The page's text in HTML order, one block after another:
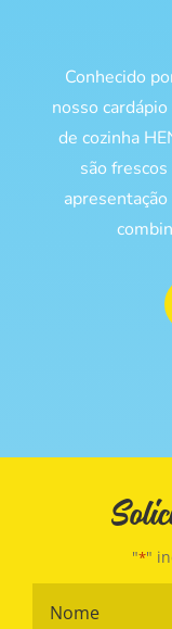
Conhecido
nosso
de cozinha
são
"*"